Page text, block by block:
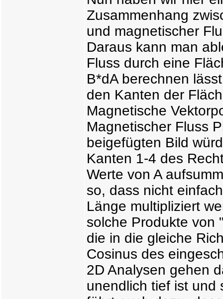
Zusammenhang
und magnetischer
Daraus kann man
Fluss durch eine
B*dA berechnen
den Kanten der
Magnetische
Magnetischer Fluss
beigefügten Bild
Kanten 1-4 des
Werte von A
so, dass nicht
Länge multipliziert
solche Produkte von
die in die gleiche
Cosinus des
2D Analysen gehen
unendlich tief ist und